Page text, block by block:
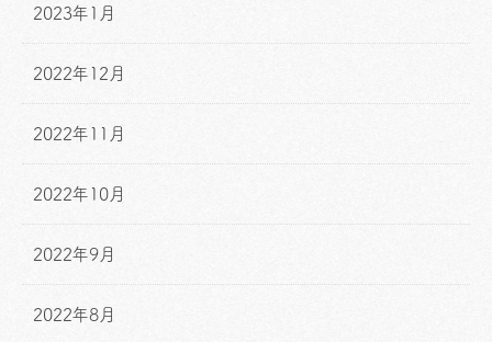
2023年1月
2022年12月
2022年11月
2022年10月
2022年9月
2022年8月